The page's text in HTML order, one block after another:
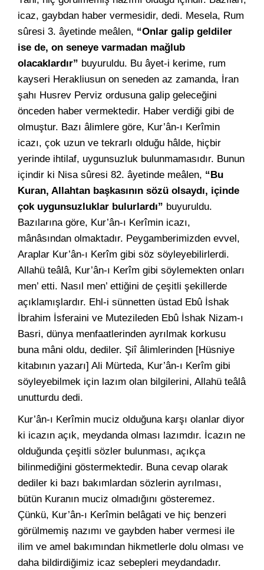
icaz, gaybdan haber vermesidir, dedi. Mesela, Rum
sûresi 3. âyetinde meâlen, “Onlar galip geldiler
ise de, on seneye varmadan mağlub
olacaklardır” buyuruldu. Bu âyet-i kerime, rum
kayseri Herakliusun on seneden az zamanda, İran
şahı Husrev Perviz ordusuna galip geleceğini
önceden haber vermektedir. Haber verdiği gibi de
olmuştur. Bazı âlimlere göre, Kur’ân-ı Kerîmin
icazı, çok uzun ve tekrarlı olduğu hâlde, hiçbir
yerinde ihtilaf, uygunsuzluk bulunmamasıdır. Bunun
içindir ki Nisa sûresi 82. âyetinde meâlen, “Bu
Kuran, Allahtan başkasının sözü olsaydı, içinde
çok uygunsuzluklar bulurlardı” buyuruldu.
Bazılarına göre, Kur’ân-ı Kerîmin icazı,
mânâsından olmaktadır. Peygamberimizden evvel,
Araplar Kur’ân-ı Kerîm gibi söz söyleyebilirlerdi.
Allahü teâlâ, Kur’ân-ı Kerîm gibi söylemekten onları
men’ etti. Nasıl men’ ettiğini de çeşitli şekillerde
açıklamışlardır. Ehl-i sünnetten üstad Ebû İshak
İbrahim İsferaini ve Mutezileden Ebû İshak Nizam-ı
Basri, dünya menfaatlerinden ayrılmak korkusu
buna mâni oldu, dediler. Şiî âlimlerinden [Hüsniye
kitabının yazarı] Ali Mürteda, Kur’ân-ı Kerîm gibi
söyleyebilmek için lazım olan bilgilerini, Allahü teâlâ
unutturdu dedi.
Kur’ân-ı Kerîmin muciz olduğuna karşı olanlar diyor
ki icazın açık, meydanda olması lazımdır. İcazın ne
olduğunda çeşitli sözler bulunması, açıkça
bilinmediğini göstermektedir. Buna cevap olarak
dediler ki bazı bakımlardan sözlerin ayrılması,
bütün Kuranın muciz olmadığını gösteremez.
Çünkü, Kur’ân-ı Kerîmin belâgati ve hiç benzeri
görülmemiş nazımı ve gaybden haber vermesi ile
ilim ve amel bakımından hikmetlerle dolu olması ve
daha bildirdiğimiz icaz sebepleri meydandadır.